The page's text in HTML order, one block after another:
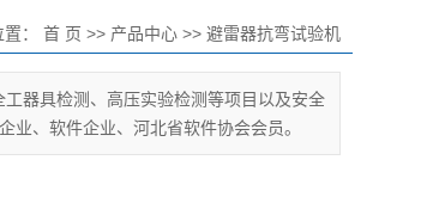
： 首 页 >> 产品中心 >> 避雷器抗弯试验机
器具检测、高压实验检测等项目以及安全
、软件企业、河北省软件协会会员。